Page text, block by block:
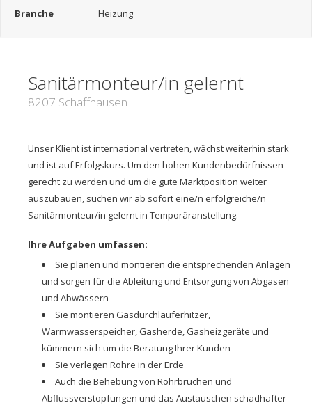
Branche Heizung
Sanitärmonteur/in gelernt
8207 Schaffhausen
Unser Klient ist international vertreten, wächst weiterhin stark
und ist auf Erfolgskurs. Um den hohen Kundenbedürfnissen
gerecht zu werden und um die gute Marktposition weiter
auszubauen, suchen wir ab sofort eine/n erfolgreiche/n
Sanitärmonteur/in gelernt in Temporäranstellung.
Ihre Aufgaben umfassen:
Sie planen und montieren die entsprechenden Anlagen
und sorgen für die Ableitung und Entsorgung von Abgasen
und Abwässern
Sie montieren Gasdurchlauferhitzer,
Warmwasserspeicher, Gasherde, Gasheizgeräte und
kümmern sich um die Beratung Ihrer Kunden
Sie verlegen Rohre in der Erde
Auch die Behebung von Rohrbrüchen und
Abflussverstopfungen und das Austauschen schadhafter